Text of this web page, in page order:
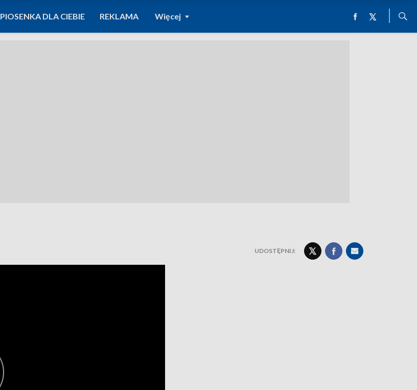
PIOSENKA DLA CIEBIE REKLAMA Więcej
UDOSTĘPNIJ: